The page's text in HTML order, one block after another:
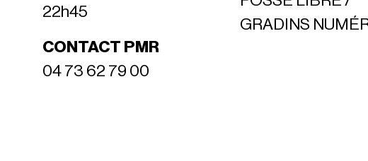
22h45
CONTACT PMR
04 73 62 79 00
GRADINS